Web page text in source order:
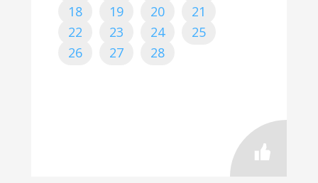
18
19 20
21
22
23 24
25
26
27 28